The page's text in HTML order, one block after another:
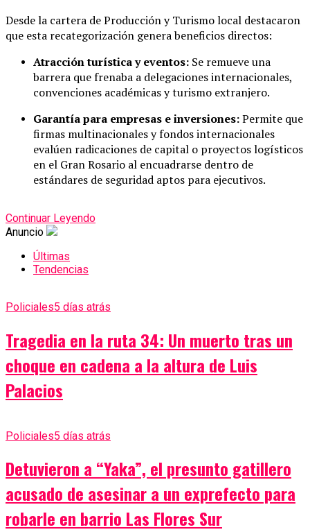
Desde la cartera de Producción y Turismo local destacaron
que esta recategorización genera beneficios directos:
Atracción turística y eventos: Se remueve una
barrera que frenaba a delegaciones internacionales,
convenciones académicas y turismo extranjero.
Garantía para empresas e inversiones:Permite que
firmas multinacionales y fondos internacionales
evalúen radicaciones de capital o proyectos logísticos
en el Gran Rosario al encuadrarse dentro de
estándares de seguridad aptos para ejecutivos.
Continuar Leyendo
Anuncio
Últimas
Tendencias
Policiales5 días atrás
Tragedia en la ruta 34: Un muerto tras un
choque en cadena a la altura de Luis
Palacios
Policiales5 días atrás
Detuvieron a “Yaka”, el presunto gatillero
acusado de asesinar a un exprefecto para
robarle en barrio Las Flores Sur